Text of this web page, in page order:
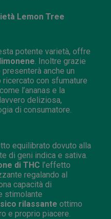
Lemon Tree
potente varietà, offre
limonene . Inoltre grazie
anche un
ricercato con sfumature
l’ananas e la
deliziosa,
di consumatore.
equilibrato dovuto alla
di geni indica e sativa.
di THC l’effetto
regalando al
capacità di
stimolante
rilassante ottimo
e proprio piacere.